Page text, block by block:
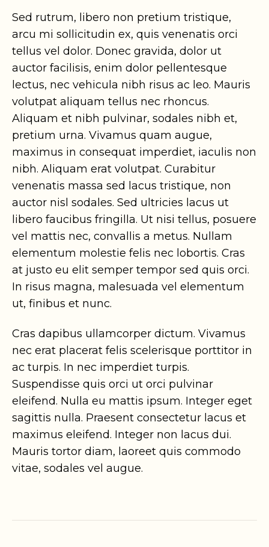
Sed rutrum, libero non pretium tristique,
arcu mi sollicitudin ex, quis venenatis orci
tellus vel dolor. Donec gravida, dolor ut
auctor facilisis, enim dolor pellentesque
lectus, nec vehicula nibh risus ac leo. Mauris
volutpat aliquam tellus nec rhoncus.
Aliquam et nibh pulvinar, sodales nibh et,
pretium urna. Vivamus quam augue,
maximus in consequat imperdiet, iaculis non
nibh. Aliquam erat volutpat. Curabitur
venenatis massa sed lacus tristique, non
auctor nisl sodales. Sed ultricies lacus ut
libero faucibus fringilla. Ut nisi tellus, posuere
vel mattis nec, convallis a metus. Nullam
elementum molestie felis nec lobortis. Cras
at justo eu elit semper tempor sed quis orci.
In risus magna, malesuada vel elementum
ut, finibus et nunc.
Cras dapibus ullamcorper dictum. Vivamus
nec erat placerat felis scelerisque porttitor in
ac turpis. In nec imperdiet turpis.
Suspendisse quis orci ut orci pulvinar
eleifend. Nulla eu mattis ipsum. Integer eget
sagittis nulla. Praesent consectetur lacus et
maximus eleifend. Integer non lacus dui.
Mauris tortor diam, laoreet quis commodo
vitae, sodales vel augue.